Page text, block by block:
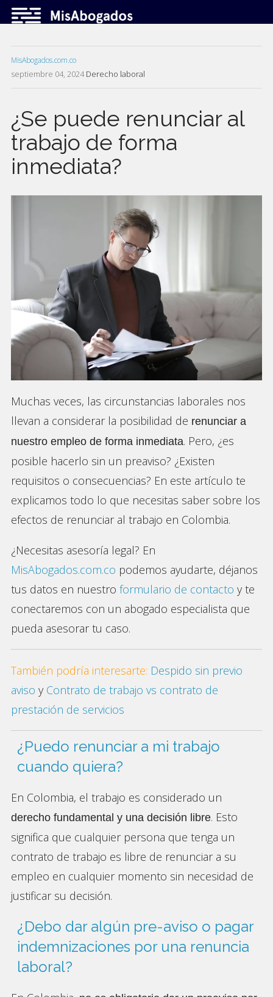
MisAbogados.com.co
septiembre 04, 2024 Derecho laboral
¿Se puede renunciar al
trabajo de forma
inmediata?
Muchas veces, las circunstancias laborales nos
llevan a considerar la posibilidad de renunciar a
nuestro empleo de forma inmediata. Pero, ¿es
posible hacerlo sin un preaviso? ¿Existen
requisitos o consecuencias? En este artículo te
explicamos todo lo que necesitas saber sobre los
efectos de renunciar al trabajo en Colombia.
¿Necesitas asesoría legal? En
MisAbogados.com.co podemos ayudarte, déjanos
tus datos en nuestro formulario de contacto y te
conectaremos con un abogado especialista que
pueda asesorar tu caso.
También podría interesarte: Despido sin previo
aviso y Contrato de trabajo vs contrato de
prestación de servicios
¿Puedo renunciar a mi trabajo
cuando quiera?
En Colombia, el trabajo es considerado un
derecho fundamental y una decisión libre. Esto
significa que cualquier persona que tenga un
contrato de trabajo es libre de renunciar a su
empleo en cualquier momento sin necesidad de
justificar su decisión.
¿Debo dar algún pre-aviso o pagar
indemnizaciones por una renuncia
laboral?